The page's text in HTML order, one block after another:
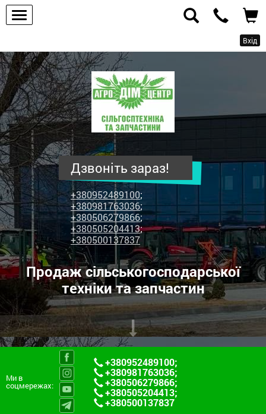
Вхід
ПП
"Агродім-
центр"
-
продаж
сільськогосподарської
техніки
та
запчастин
Дзвоніть зараз!
+380952489100;
+380981763036;
+380506279866;
+380505204413;
+380500137837
Продаж сільськогосподарської
техніки та запчастин
Ми в
соцмережах:
+380952489100;
+380981763036;
+380506279866;
+380505204413;
+380500137837